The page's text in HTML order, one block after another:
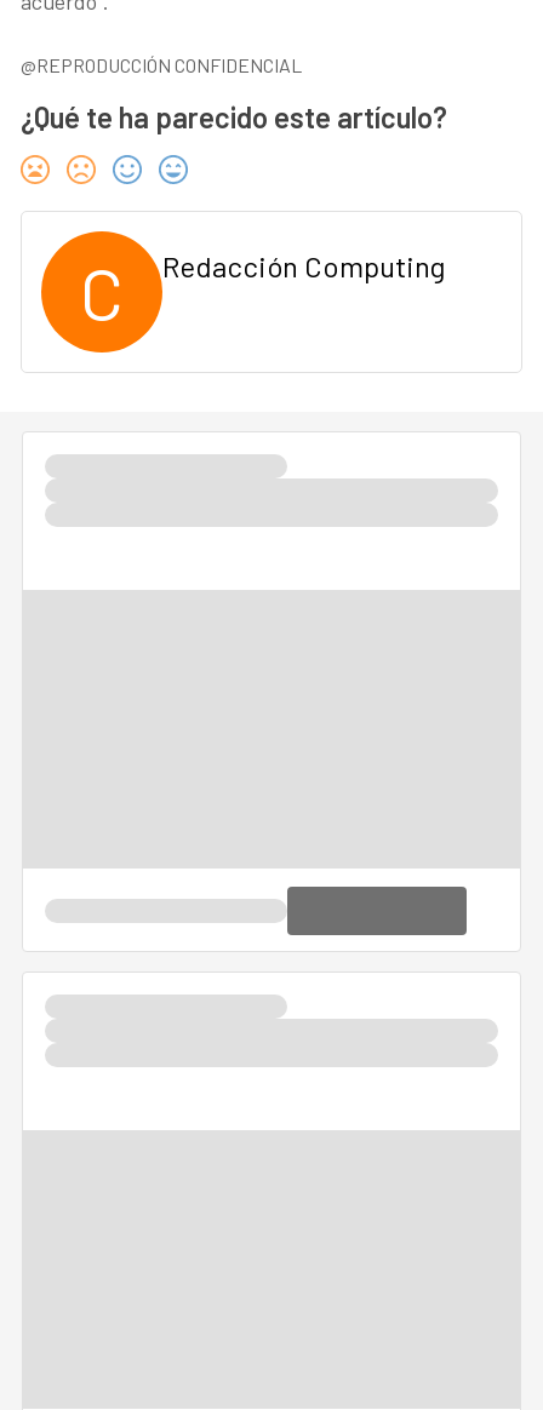
@REPRODUCCIÓN CONFIDENCIAL
¿Qué te ha parecido este artículo?
C Redacción Computing